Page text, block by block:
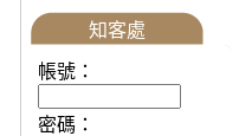
知客處
帳號：
密碼：